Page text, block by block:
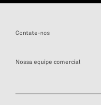
Contate-nos
Nossa equipe comercial